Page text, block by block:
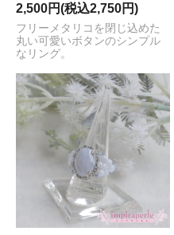
2,500円(税込2,750円)
フリーメタリコを閉じ込めた
丸い可愛いボタンのシンプル
なリング。